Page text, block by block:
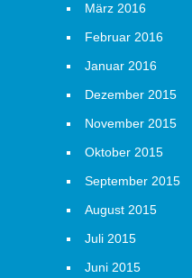
März 2016
Februar 2016
Januar 2016
Dezember 2015
November 2015
Oktober 2015
September 2015
August 2015
Juli 2015
Juni 2015